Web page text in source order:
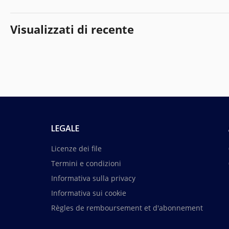
Visualizzati di recente
LEGALE
Licenze dei file
Termini e condizioni
Informativa sulla privacy
Informativa sui cookie
Règles de remboursement et d'abonnement